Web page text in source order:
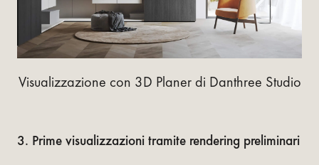
Visualizzazione con 3D Planer di Danthree Studio
3. Prime visualizzazioni tramite rendering preliminari